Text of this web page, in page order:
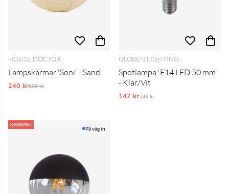
HOUSE DOCTOR
Lampskärmar 'Soni' - Sand
240 krOrdinarie pris:
509 kr
GLOBEN LIGHTING
Spotlampa 'E14 LED 50 mm'
- Klar/Vit
147 krOrdinarie pris:
249 kr
KAMPANJ
På väg in